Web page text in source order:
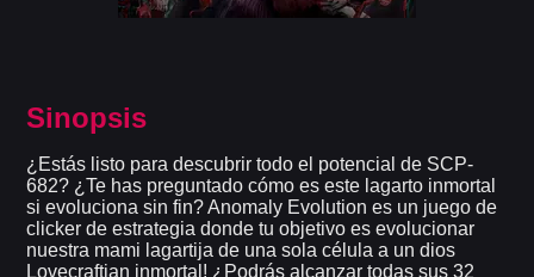
Sinopsis
¿Estás listo para descubrir todo el potencial de SCP-
682? ¿Te has preguntado cómo es este lagarto inmortal
si evoluciona sin fin? Anomaly Evolution es un juego de
clicker de estrategia donde tu objetivo es evolucionar
nuestra mami lagartija de una sola célula a un dios
Lovecraftian inmortal! ¿Podrás alcanzar todas sus 32